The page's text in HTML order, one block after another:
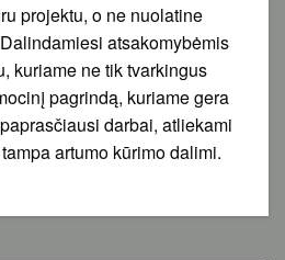
projektu, o ne nuolatine
atsakomybėmis
kuriame ne tik tvarkingus
pagrindą, kuriame gera
darbai, atliekami
artumo kūrimo dalimi.